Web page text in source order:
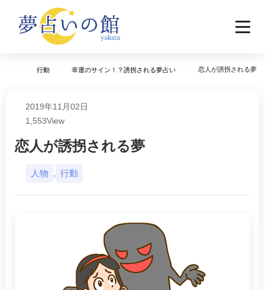
行動 幸運のサイン！？誘拐される夢占い 恋人が誘拐される夢
2019年11月02日
1,553View
恋人が誘拐される夢
人物 , 行動